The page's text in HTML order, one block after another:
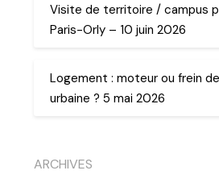
Visite de territoire / campus
Paris-Orly – 10 juin 2026
Logement : moteur ou frein
urbaine ? 5 mai 2026
ARCHIVES